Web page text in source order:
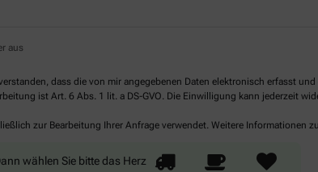
aus
dass die von mir angegebenen Daten elektronisch erfasst
ist Art. 6 Abs. 1 lit. a DS-GVO. Die Einwilligung kann jederzeit
zur Bearbeitung Ihrer Anfrage verwendet. Weitere Informationen
wählen Sie bittedas Herz